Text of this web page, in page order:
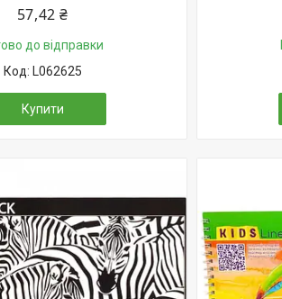
57,42 ₴
до відправки
L062625
Купити